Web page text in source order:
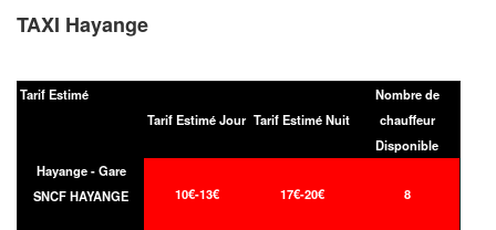
TAXI Hayange
Tarif Estimé
Tarif Estimé Jour Tarif Estimé Nuit
Nombre de
chauffeur
Disponible
Hayange - Gare
SNCF HAYANGE
10€-13€ 17€-20€ 8